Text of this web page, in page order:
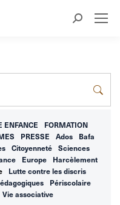
Recherche
ENFANCE
FORMATION
PRESSE Ados
Bafa
Citoyenneté
Sciences
Europe
Harcèlement
Lutte contre les discris
Périscolaire
Vie associative